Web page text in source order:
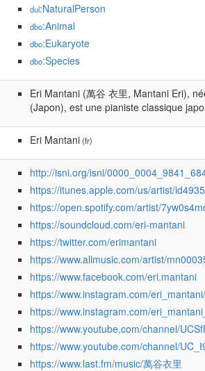
dul:NaturalPerson
dbo:Animal
dbo:Eukaryote
dbo:Species
Eri Mantani (萬谷 衣里, Mantani Eri),
(Japon), est une pianiste classique
Eri Mantani(fr)
http://isni.org/isni/
https://itunes.apple.com/us/artist/
https://open.spotify.com/artist/
https://soundcloud.com/eri-mantani
https://twitter.com/erimantani
https://www.allmusic.com/artist/
https://www.facebook.com/eri.mantani
https://www.instagram.com/eri_mantani/
https://www.instagram.com/
https://www.youtube.com/channel/
https://www.youtube.com/channel/
https://www.last.fm/music/萬谷衣里